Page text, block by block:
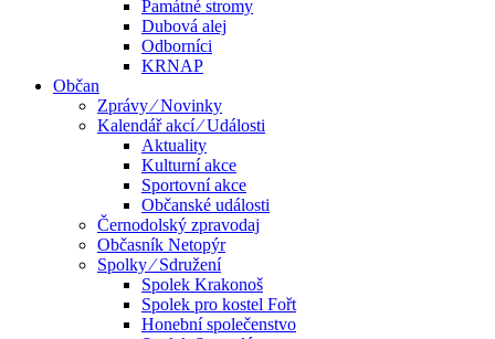
Památné stromy
Dubová alej
Odborníci
KRNAP
Občan
Zprávy ⁄ Novinky
Kalendář akcí ⁄ Události
Aktuality
Kulturní akce
Sportovní akce
Občanské události
Černodolský zpravodaj
Občasník Netopýr
Spolky ⁄ Sdružení
Spolek Krakonoš
Spolek pro kostel Fořt
Honební společenstvo